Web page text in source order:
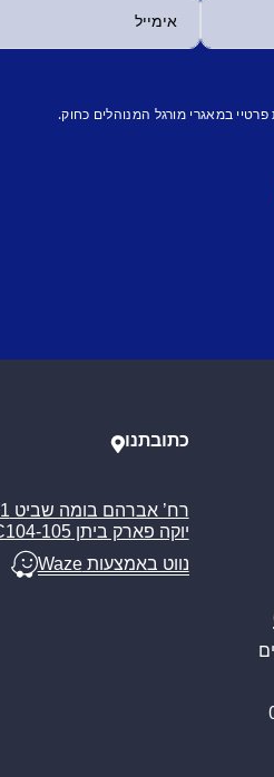
במאגרי מורגל המנוהלים כחוק.
כתובתנו
יוקה פארק ביתן C104-105
נווט באמצעות Waze